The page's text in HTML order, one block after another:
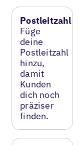
Postleitzahl
Füge
deine
Postleitzahl
hinzu,
damit
Kunden
dich noch
präziser
finden.